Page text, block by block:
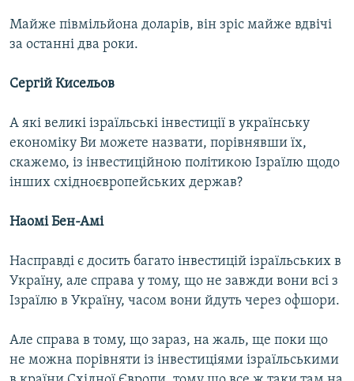
Майже півмільйона доларів, він зріс майже вдвічі
за останні два роки.
Сергій Кисельов
А які великі ізраїльські інвестиції в українську
економіку Ви можете назвати, порівнявши їх,
скажемо, із інвестиційною політикою Ізраїлю щодо
інших східноєвропейських держав?
Наомі Бен-Амі
Насправді є досить багато інвестицій ізраїльських в
Україну, але справа у тому, що не завжди вони всі з
Ізраїлю в Україну, часом вони йдуть через офшори.
Але справа в тому, що зараз, на жаль, ще поки що
не можна порівняти із інвестиціями ізраїльськими